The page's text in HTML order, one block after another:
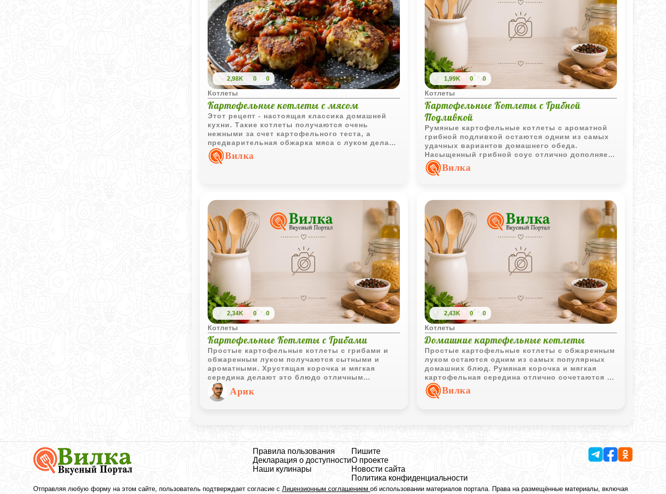
2,98K 0 0
Котлеты
Картофельные котлеты с мясом
Этот рецепт - настоящая классика домашней
кухни. Такие котлеты получаются очень
нежными за счет картофельного теста, а
предварительная обжарка мяса с луком делает
начинку ароматной и насыщенной. Подача с
томатным соусом добавляет приятную
Вилка
1,99K 0 0
Котлеты
Картофельные Котлеты с Грибной
Подливкой
Румяные картофельные котлеты с ароматной
грибной подливкой остаются одним из самых
удачных вариантов домашнего обеда.
Насыщенный грибной соус отлично дополняет
мягкую картофельную основу и делает блюдо
особенно аппетитным.
Вилка
2,34K 0 0
Котлеты
Картофельные Котлеты с Грибами
Простые картофельные котлеты с грибами и
обжаренным луком получаются сытными и
ароматными. Хрустящая корочка и мягкая
середина делают это блюдо отличным
вариантом для домашнего обеда или ужина.
Арик
2,43K 0 0
Котлеты
Домашние картофельные котлеты
Простые картофельные котлеты с обжаренным
луком остаются одним из самых популярных
домашних блюд. Румяная корочка и мягкая
картофельная середина отлично сочетаются со
сметанным или грибным соусом.
Вилка
Вкусный
Портал
Вилка
рецепты
Правила пользования
Декларация о доступности
Наши кулинары
Пишите
О проекте
Новости сайта
Политика конфиденциальности
Отправляя любую форму на этом сайте, пользователь подтверждает согласие сЛицензионным соглашениемоб использовании материалов портала. Права на размещённые материалы, включая